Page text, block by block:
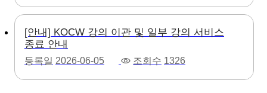
[안내] KOCW 강의 이관 및 일부 강의 서비스
종료 안내
등록일 2026-06-05 조회수 1326